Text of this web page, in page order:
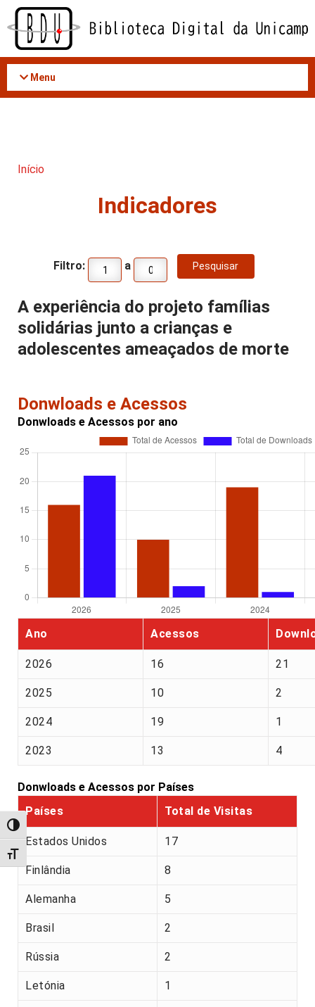
Acessar
conteúdo
Alternar alto contraste
Alternar tamanho da fonte
Menu
Início
Indicadores
Filtro: a
A experiência do projeto famílias
solidárias junto a crianças e
adolescentes ameaçados de morte
Donwloads e Acessos
Donwloads e Acessos por ano
Ano Acessos
2026 16 21
2025 10 2
2024 19 1
2023 13 4
Donwloads e Acessos por Países
Países
Total de Visitas
Estados Unidos 17
Finlândia 8
Alemanha 5
Brasil 2
Rússia 2
Letónia 1